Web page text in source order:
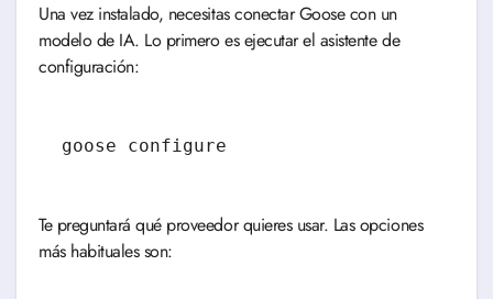
Una vez instalado, necesitas conectar Goose con un
modelo de IA. Lo primero es ejecutar el asistente de
configuración:
goose configure
Te preguntará qué proveedor quieres usar. Las opciones
más habituales son: